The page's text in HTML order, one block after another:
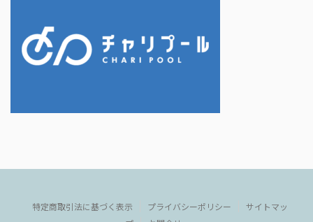
特定商取引法に基づく表示 プライバシーポリシー
サイトマッ